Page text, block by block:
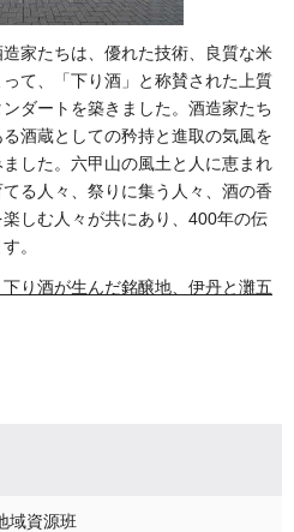
家たちは、優れた技術、良質な米
て、「下り酒」と称賛された上質
ダートを築きました。酒造家たち
酒蔵としての矜持と進取の気風を
した。六甲山の風土と人に恵まれ
る人々、祭りに集う人々、酒の香
しむ人々が共にあり、400年の伝
。
り酒が生んだ銘醸地、伊丹と灘五
域資源班